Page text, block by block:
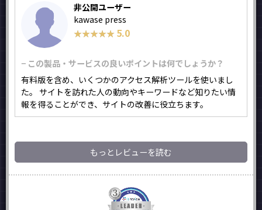
非公開ユーザー
kawase press
★★★★★
★★★★★ 5.0
− この製品・サービスの良いポイントは何でしょうか？
有料版を含め、いくつかのアクセス解析ツールを使いまし
た。 サイトを訪れた人の動向やキーワードなど知りたい情
報を得ることができ、サイトの改善に役立ちます。
もっとレビューを読む